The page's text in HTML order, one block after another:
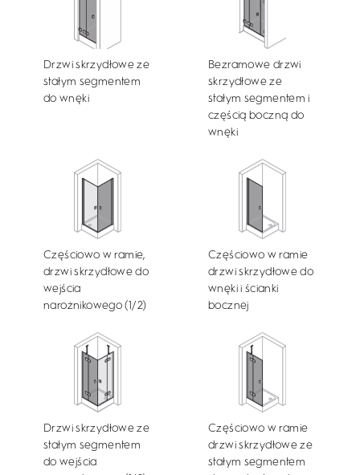
Drzwi skrzydłowe ze
stałym segmentem
do wnęki
Bezramowe drzwi
skrzydłowe ze
stałym segmentem i
częścią boczną do
wnęki
Częściowo w ramie,
drzwi skrzydłowe do
wejścia
narożnikowego (1/2)
Częściowo w ramie
drzwi skrzydłowe do
wnęki i ścianki
bocznej
Drzwi skrzydłowe ze
stałym segmentem
do wejścia
Częściowo w ramie
drzwi skrzydłowe ze
stałym segmentem